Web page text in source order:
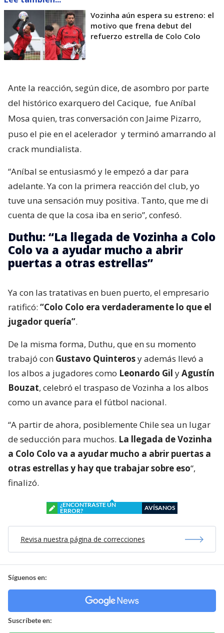
Vozinha aún espera su estreno: el
motivo que frena debut del
refuerzo estrella de Colo Colo
Ante la reacción, según dice, de asombro por parte
del histórico exarquero del Cacique, fue Aníbal
Mosa quien, tras conversación con Jaime Pizarro,
puso el pie en el acelerador y terminó amarrando al
crack mundialista.
“Aníbal se entusiasmó y le empezó a dar para
adelante. Ya con la primera reacción del club, yo
tuve una sensación muy positiva. Tanto, que me di
cuenta de que la cosa iba en serio”, confesó.
Duthu: “La llegada de Vozinha a Colo
Colo va a ayudar mucho a abrir
puertas a otras estrellas”
Ya con las tratativas en buen puerto, el empresario
ratificó: “Colo Colo era verdaderamente lo que el
jugador quería”.
De la misma forma, Duthu, que en su momento
trabajó con Gustavo Quinterosy además llevó a
los albos a jugadores como Leonardo Gil yAgustín
Bouzat, celebró el traspaso de Vozinha a los albos
como un avance para el fútbol nacional.
“A partir de ahora, posiblemente Chile sea un lugar
de seducción para muchos. La llegada de Vozinha
a Colo Colo va a ayudar mucho a abrir puertas a
otras estrellas y hay que trabajar sobre eso“,
finalizó.
¿ENCONTRASTE UN
ERROR?
AVÍSANOS
Revisa nuestra página de correcciones
Síguenos en:
Suscríbete en: